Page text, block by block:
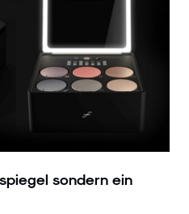
sondern ein